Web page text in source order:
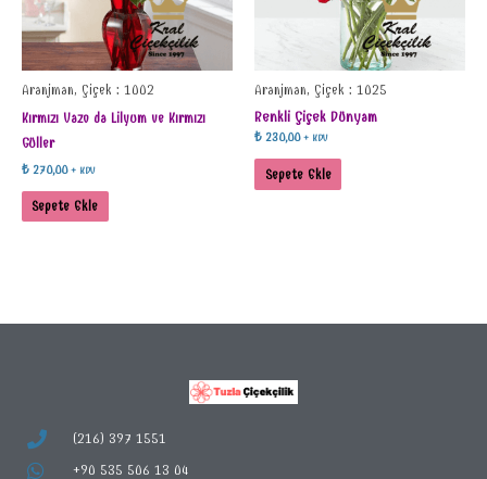
Aranjman, Çiçek : 1002
Kırmızı Vazo da Lilyum ve Kırmızı
Güller
₺270,00 + KDV
Sepete Ekle
Aranjman, Çiçek : 1025
Renkli Çiçek Dünyam
₺ 230,00 + KDV
Sepete Ekle
(216) 397 1551
+90 535 506 13 04